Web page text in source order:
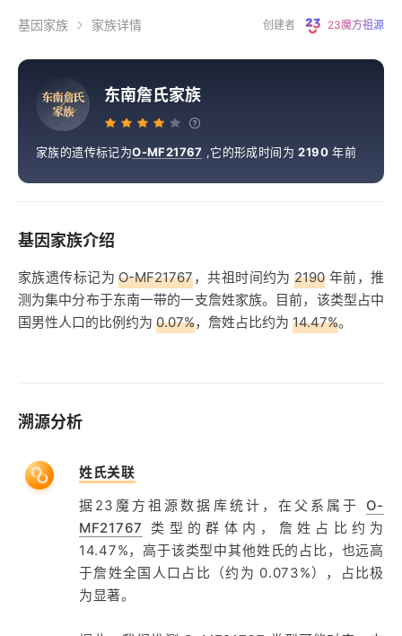
基因家族 家族详情 创建者 23魔方祖源
东南詹氏
家族
东南詹氏家族
家族的遗传标记为O-MF21767 ,它的形成时间为2190 年前
基因家族介绍
家族遗传标记为O-MF21767，共祖时间约为2190 年前，推
测为集中分布于东南一带的一支詹姓家族。目前，该类型占中
国男性人口的比例约为 0.07%，詹姓占比约为 14.47%。
溯源分析
姓氏关联
据23魔方祖源数据库统计，在父系属于 O-
MF21767
类型的群体内，詹姓占比约为
14.47%，高于该类型中其他姓氏的占比，也远高
于詹姓全国人口占比（约为 0.073%），占比极
为显著。